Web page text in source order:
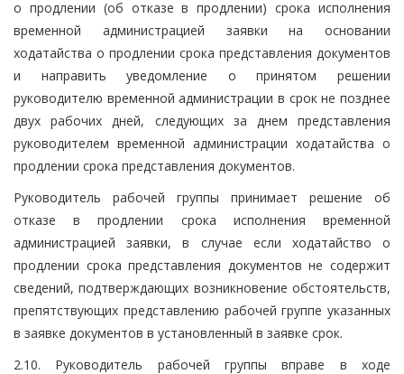
о продлении (об отказе в продлении) срока исполнения
временной администрацией заявки на основании
ходатайства о продлении срока представления документов
и направить уведомление о принятом решении
руководителю временной администрации в срок не позднее
двух рабочих дней, следующих за днем представления
руководителем временной администрации ходатайства о
продлении срока представления документов.
Руководитель рабочей группы принимает решение об
отказе в продлении срока исполнения временной
администрацией заявки, в случае если ходатайство о
продлении срока представления документов не содержит
сведений, подтверждающих возникновение обстоятельств,
препятствующих представлению рабочей группе указанных
в заявке документов в установленный в заявке срок.
2.10. Руководитель рабочей группы вправе в ходе